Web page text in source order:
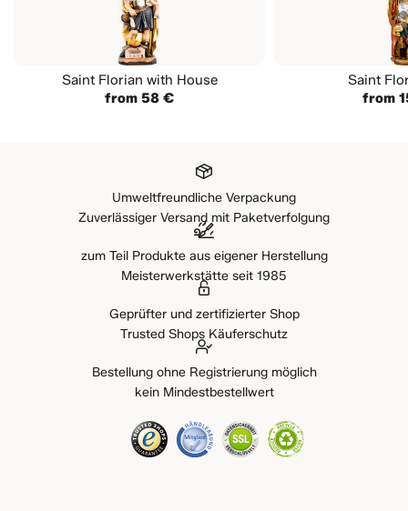
Saint Florian with House
from 58 €
Saint
from
Umweltfreundliche Verpackung
Zuverlässiger Versand mit Paketverfolgung
zum Teil Produkte aus eigener Herstellung
Meisterwerkstätte seit 1985
Geprüfter und zertifizierter Shop
Trusted Shops Käuferschutz
Bestellung ohne Registrierung möglich
kein Mindestbestellwert